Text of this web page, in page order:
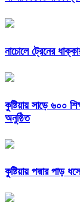
নাচোলে ট্রেনের
কুষ্টিয়ায় সাড়ে ৬০০
অনুষ্ঠিত
কুষ্টিয়ায় পদ্মার পাড়